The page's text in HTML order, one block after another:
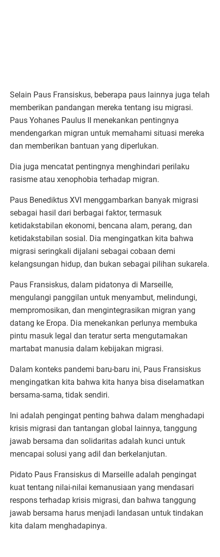
Selain Paus Fransiskus, beberapa paus lainnya juga telah
memberikan pandangan mereka tentang isu migrasi.
Paus Yohanes Paulus II menekankan pentingnya
mendengarkan migran untuk memahami situasi mereka
dan memberikan bantuan yang diperlukan.
Dia juga mencatat pentingnya menghindari perilaku
rasisme atau xenophobia terhadap migran.
Paus Benediktus XVI menggambarkan banyak migrasi
sebagai hasil dari berbagai faktor, termasuk
ketidakstabilan ekonomi, bencana alam, perang, dan
ketidakstabilan sosial. Dia mengingatkan kita bahwa
migrasi seringkali dijalani sebagai cobaan demi
kelangsungan hidup, dan bukan sebagai pilihan sukarela.
Paus Fransiskus, dalam pidatonya di Marseille,
mengulangi panggilan untuk menyambut, melindungi,
mempromosikan, dan mengintegrasikan migran yang
datang ke Eropa. Dia menekankan perlunya membuka
pintu masuk legal dan teratur serta mengutamakan
martabat manusia dalam kebijakan migrasi.
Dalam konteks pandemi baru-baru ini, Paus Fransiskus
mengingatkan kita bahwa kita hanya bisa diselamatkan
bersama-sama, tidak sendiri.
Ini adalah pengingat penting bahwa dalam menghadapi
krisis migrasi dan tantangan global lainnya, tanggung
jawab bersama dan solidaritas adalah kunci untuk
mencapai solusi yang adil dan berkelanjutan.
Pidato Paus Fransiskus di Marseille adalah pengingat
kuat tentang nilai-nilai kemanusiaan yang mendasari
respons terhadap krisis migrasi, dan bahwa tanggung
jawab bersama harus menjadi landasan untuk tindakan
kita dalam menghadapinya.